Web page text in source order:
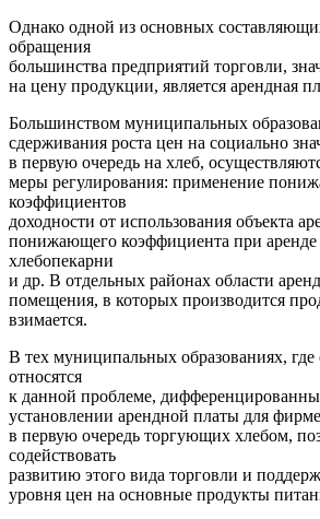
Однако одной из основных
обращения
большинства предприятий торговли,
на цену продукции, является арендная
Большинством муниципальных
сдерживания роста цен на социально
в первую очередь на хлеб,
меры регулирования: применение
коэффициентов
доходности от использования объекта
понижающего коэффициента при
хлебопекарни
и др. В отдельных районах области
помещения, в которых производится
взимается.
В тех муниципальных образованиях,
относятся
к данной проблеме,
установлении арендной платы для
в первую очередь торгующих хлебом,
содействовать
развитию этого вида торговли и
уровня цен на основные продукты